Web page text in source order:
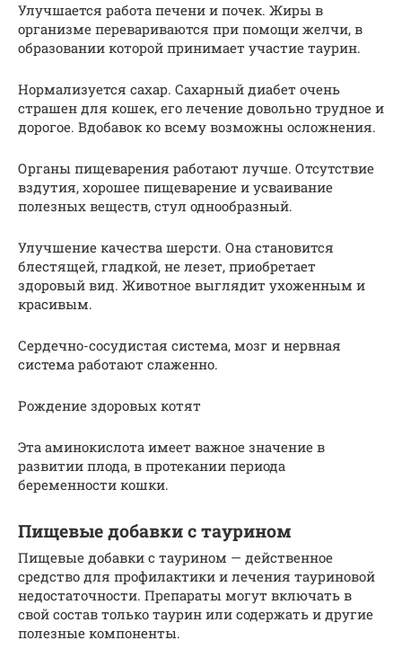
Улучшается работа печени и почек. Жиры в
организме перевариваются при помощи желчи, в
образовании которой принимает участие таурин.
Нормализуется сахар. Сахарный диабет очень
страшен для кошек, его лечение довольно трудное и
дорогое. Вдобавок ко всему возможны осложнения.
Органы пищеварения работают лучше. Отсутствие
вздутия, хорошее пищеварение и усваивание
полезных веществ, стул однообразный.
Улучшение качества шерсти. Она становится
блестящей, гладкой, не лезет, приобретает
здоровый вид. Животное выглядит ухоженным и
красивым.
Сердечно-сосудистая система, мозг и нервная
система работают слаженно.
Рождение здоровых котят
Эта аминокислота имеет важное значение в
развитии плода, в протекании периода
беременности кошки.
Пищевые добавки с таурином
Пищевые добавки с таурином — действенное
средство для профилактики и лечения тауриновой
недостаточности. Препараты могут включать в
свой состав только таурин или содержать и другие
полезные компоненты.